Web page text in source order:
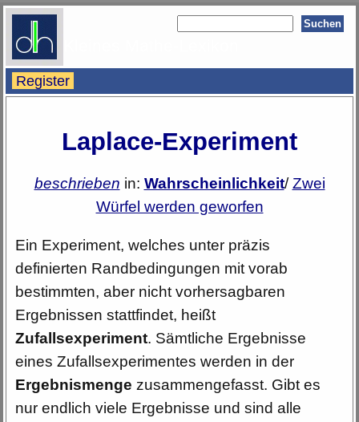
Register
Laplace-Experiment
beschrieben in: Wahrscheinlichkeit/Zwei
Würfel werden geworfen
Ein Experiment, welches unter präzis
definierten Randbedingungen mit vorab
bestimmten, aber nicht vorhersagbaren
Ergebnissen stattfindet, heißt
Zufallsexperiment. Sämtliche Ergebnisse
eines Zufallsexperimentes werden in der
Ergebnismenge zusammengefasst. Gibt es
nur endlich viele Ergebnisse und sind alle